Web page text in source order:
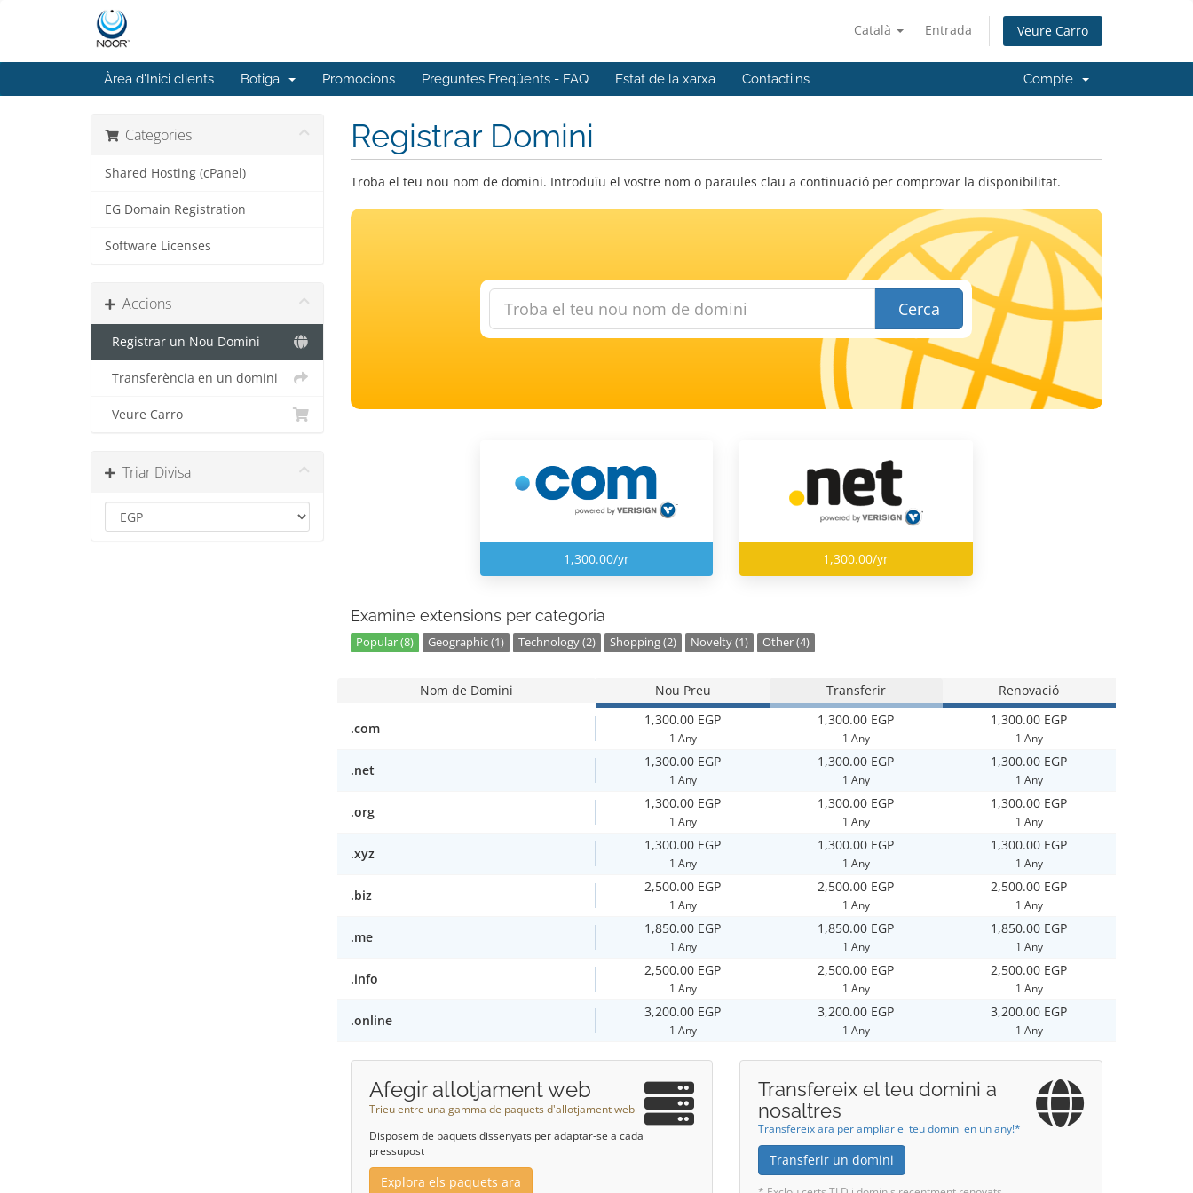
Català Entrada Veure Carro
Àrea d'Inici clients Botiga Promocions Preguntes Freqüents - FAQ Estat de la xarxa Contacti'ns Compte
Categories
Shared Hosting (cPanel)
EG Domain Registration
Software Licenses
Accions
Registrar un Nou Domini
Transferència en un domini
Veure Carro
Triar Divisa
Registrar Domini
Troba el teu nou nom de domini. Introduïu el vostre nom o paraules clau a continuació per comprovar la disponibilitat.
Cerca
1,300.00/yr 1,300.00/yr
Examine extensions per categoria
Popular (8) Geographic (1) Technology (2) Shopping (2) Novelty (1) Other (4)
Nom de Domini Nou Preu Transferir Renovació
.com
1,300.00 EGP
1 Any
1,300.00 EGP
1 Any
1,300.00 EGP
1 Any
.net
1,300.00 EGP
1 Any
1,300.00 EGP
1 Any
1,300.00 EGP
1 Any
.org
1,300.00 EGP
1 Any
1,300.00 EGP
1 Any
1,300.00 EGP
1 Any
.xyz
1,300.00 EGP
1 Any
1,300.00 EGP
1 Any
1,300.00 EGP
1 Any
.biz
2,500.00 EGP
1 Any
2,500.00 EGP
1 Any
2,500.00 EGP
1 Any
.me
1,850.00 EGP
1 Any
1,850.00 EGP
1 Any
1,850.00 EGP
1 Any
.info
2,500.00 EGP
1 Any
2,500.00 EGP
1 Any
2,500.00 EGP
1 Any
.online
3,200.00 EGP
1 Any
3,200.00 EGP
1 Any
3,200.00 EGP
1 Any
Afegir allotjament web
Trieu entre una gamma de paquets d'allotjament web
Disposem de paquets dissenyats per adaptar-se a cada
pressupost
Explora els paquets ara
Transfereix el teu domini a
nosaltres
Transfereix ara per ampliar el teu domini en un any!*
Transferir un domini